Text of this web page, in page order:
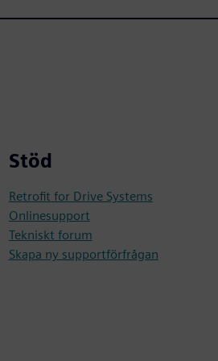
Stöd
Retrofit for Drive Systems
Onlinesupport
Tekniskt forum
Skapa ny supportförfrågan